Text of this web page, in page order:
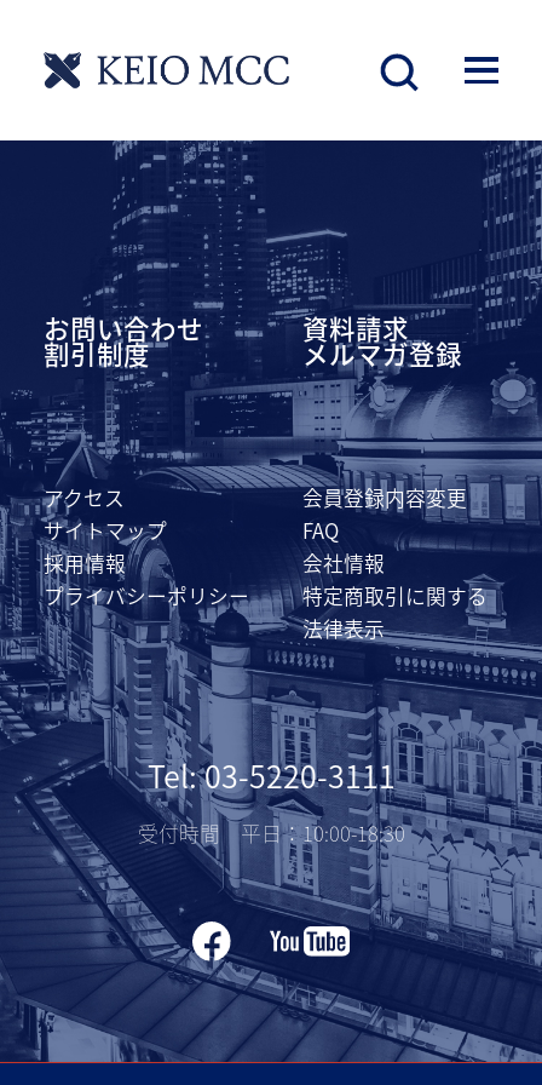
お問い合わせ 資料請求
割引制度 メルマガ登録
アクセス
会員登録内容変更
サイトマップ
FAQ
採用情報
会社情報
プライバシーポリシー
特定商取引に関する
法律表示
Tel: 03-5220-3111
受付時間 平日：10:00-18:30